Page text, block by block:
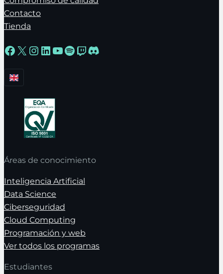
Contacto
Tienda
Facebook
X Instagram
LinkedIn
YouTube
Spotify
Twitch
Discord
Áreas de conocimiento
Inteligencia Artificial
Data Science
Ciberseguridad
Cloud Computing
Programación y web
Ver todos los programas
Estudiantes